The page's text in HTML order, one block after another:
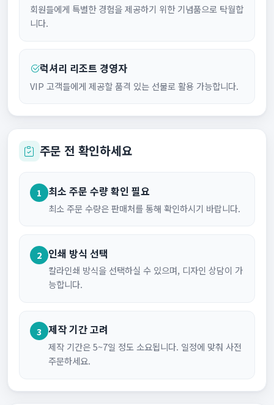
회원들에게 특별한 경험을 제공하기 위한 기념품으로 탁월합
니다.
럭셔리 리조트 경영자
VIP 고객들에게 제공할 품격 있는 선물로 활용 가능합니다.
주문 전 확인하세요
1 최소 주문 수량 확인 필요
최소 주문 수량은 판매처를 통해 확인하시기 바랍니다.
2 인쇄 방식 선택
칼라인쇄 방식을 선택하실 수 있으며, 디자인 상담이 가
능합니다.
3 제작 기간 고려
제작 기간은 5~7일 정도 소요됩니다. 일정에 맞춰 사전
주문하세요.